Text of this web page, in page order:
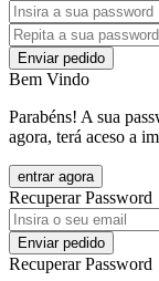
Enviar pedido
Bem Vindo
Parabéns! A sua
agora, terá aceso a
entrar agora
Recuperar Password
Enviar pedido
Recuperar Password